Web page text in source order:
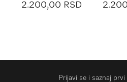
2.200,00 RSD
Prijavi se i saznaj prvi